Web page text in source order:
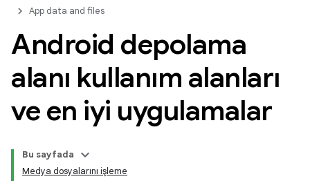
App data and files
Android depolama
alanı kullanım alanları
ve en iyi uygulamalar
Bu sayfada
Medya dosyalarını işleme